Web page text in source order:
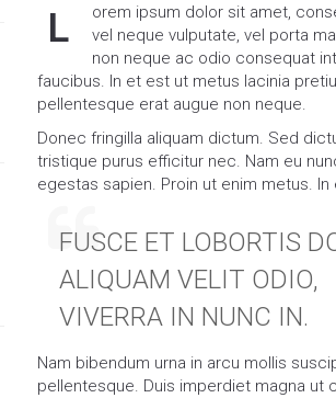
L
orem ipsum dolor sit amet,
vel neque vulputate, vel porta
non neque ac odio consequat
faucibus. In et est ut metus lacinia
pellentesque erat augue non neque.
Donec fringilla aliquam dictum. Sed
tristique purus efficitur nec. Nam eu
egestas sapien. Proin ut enim metus. In
FUSCE ET LOBORTIS
ALIQUAM VELIT ODIO,
VIVERRA IN NUNC IN.
Nam bibendum urna in arcu mollis
pellentesque. Duis imperdiet magna ut